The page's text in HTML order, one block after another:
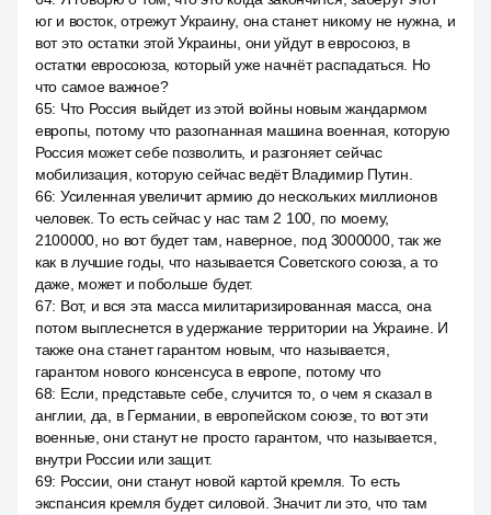
юг и восток, отрежут Украину, она станет никому не нужна, и
вот это остатки этой Украины, они уйдут в евросоюз, в
остатки евросоюза, который уже начнёт распадаться. Но
что самое важное?
65: Что Россия выйдет из этой войны новым жандармом
европы, потому что разогнанная машина военная, которую
Россия может себе позволить, и разгоняет сейчас
мобилизация, которую сейчас ведёт Владимир Путин.
66: Усиленная увеличит армию до нескольких миллионов
человек. То есть сейчас у нас там 2 100, по моему,
2100000, но вот будет там, наверное, под 3000000, так же
как в лучшие годы, что называется Советского союза, а то
даже, может и побольше будет.
67: Вот, и вся эта масса милитаризированная масса, она
потом выплеснется в удержание территории на Украине. И
также она станет гарантом новым, что называется,
гарантом нового консенсуса в европе, потому что
68: Если, представьте себе, случится то, о чем я сказал в
англии, да, в Германии, в европейском союзе, то вот эти
военные, они станут не просто гарантом, что называется,
внутри России или защит.
69: России, они станут новой картой кремля. То есть
экспансия кремля будет силовой. Значит ли это, что там